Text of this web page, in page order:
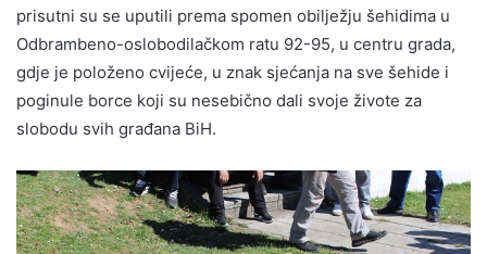
prisutni su se uputili prema spomen obilježju šehidima u
Odbrambeno-oslobodilačkom ratu 92-95, u centru grada,
gdje je položeno cvijeće, u znak sjećanja na sve šehide i
poginule borce koji su nesebično dali svoje živote za
slobodu svih građana BiH.